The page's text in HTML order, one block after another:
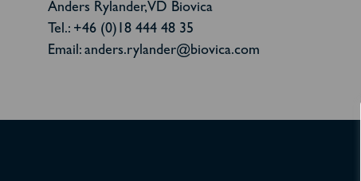
Anders Rylander, VD Biovica
Tel.: +46 (0)18 444 48 35
Email: anders.rylander@biovica.com